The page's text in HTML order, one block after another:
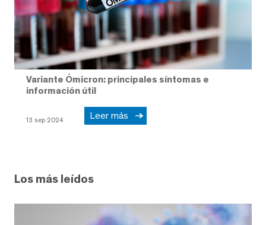
Variante Ómicron: principales síntomas e
información útil
13 sep 2024 Leer más
Los más leídos